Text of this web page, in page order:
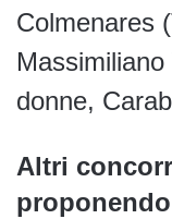
Colmenares
donne,
Altri
proponendo